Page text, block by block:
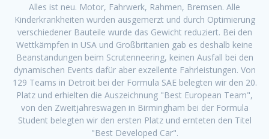
Alles ist neu. Motor, Fahrwerk, Rahmen, Bremsen. Alle
Kinderkrankheiten wurden ausgemerzt und durch Optimierung
verschiedener Bauteile wurde das Gewicht reduziert. Bei den
Wettkämpfen in USA und Großbritanien gab es deshalb keine
Beanstandungen beim Scrutenneering, keinen Ausfall bei den
dynamischen Events dafür aber exzellente Fahrleistungen. Von
129 Teams in Detroit bei der Formula SAE belegten wir den 20.
Platz und erhielten die Auszeichnung "Best European Team",
von den Zweitjahreswagen in Birmingham bei der Formula
Student belegten wir den ersten Platz und ernteten den Titel
"Best Developed Car".